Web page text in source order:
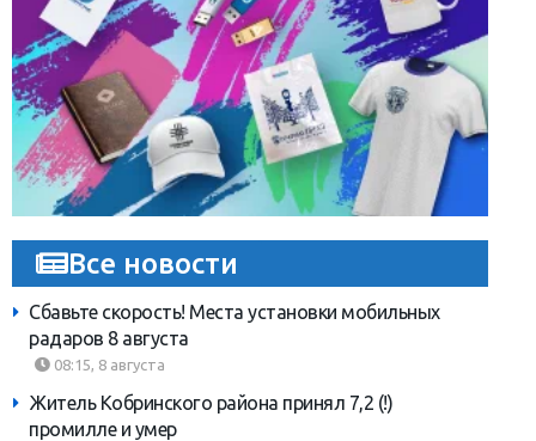
Все новости
Сбавьте скорость! Места установки мобильных
радаров 8 августа
08:15, 8 августа
Житель Кобринского района принял 7,2 (!)
промилле и умер